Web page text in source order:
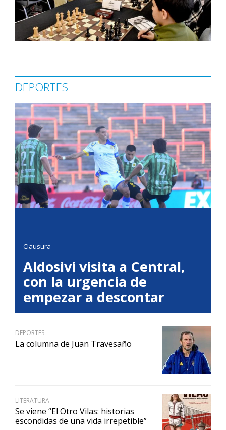
DEPORTES
Clausura
Aldosivi visita a Central,
con la urgencia de
empezar a descontar
DEPORTES
La columna de Juan Travesaño
LITERATURA
Se viene “El Otro Vilas: historias
escondidas de una vida irrepetible”